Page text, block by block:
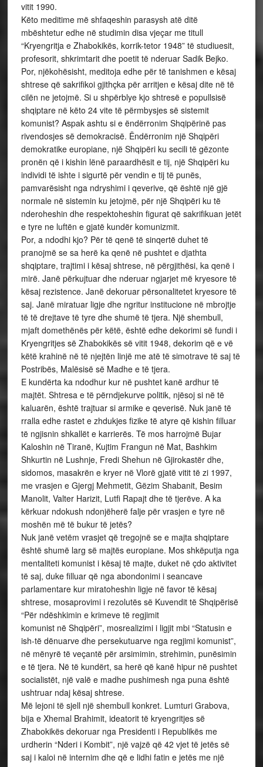
vitit 1990.
Këto meditime më shfaqeshin parasysh atë ditë
mbështetur edhe në studimin disa vjeçar me titull
“Kryengritja e Zhabokikës, korrik-tetor 1948” të studiuesit,
profesorit, shkrimtarit dhe poetit të nderuar Sadik Bejko.
Por, njëkohësisht, meditoja edhe për të tanishmen e kësaj
shtrese që sakrifikoi gjithçka për arritjen e kësaj dite në të
cilën ne jetojmë. Si u shpërblye kjo shtresë e popullsisë
shqiptare në këto 24 vite të përmbysjes së sistemit
komunist? Aspak ashtu si e ëndërronim Shqipërinë pas
rivendosjes së demokracisë. Ëndërronim një Shqipëri
demokratike europiane, një Shqipëri ku secili të gëzonte
pronën që i kishin lënë paraardhësit e tij, një Shqipëri ku
individi të ishte i sigurtë për vendin e tij të punës,
pamvarësisht nga ndryshimi i qeverive, që është një gjë
normale në sistemin ku jetojmë, për një Shqipëri ku të
nderoheshin dhe respektoheshin figurat që sakrifikuan jetët
e tyre ne luftën e gjatë kundër komunizmit.
Por, a ndodhi kjo? Për të qenë të sinqertë duhet të
pranojmë se sa herë ka qenë në pushtet e djathta
shqiptare, trajtimi i kësaj shtrese, në përgjithësi, ka qenë i
mirë. Janë përkujtuar dhe nderuar ngjarjet më kryesore të
kësaj rezistence. Janë dekoruar përsonalitetet kryesore të
saj. Janë miratuar ligje dhe ngritur institucione në mbrojtje
të të drejtave të tyre dhe shumë të tjera. Një shembull,
mjaft domethënës për këtë, është edhe dekorimi së fundi i
Kryengritjes së Zhabokikës së vitit 1948, dekorim që e vë
këtë krahinë në të njejtën linjë me atë të simotrave të saj të
Postribës, Malësisë së Madhe e të tjera.
E kundërta ka ndodhur kur në pushtet kanë ardhur të
majtët. Shtresa e të përndjekurve politik, njësoj si në të
kaluarën, është trajtuar si armike e qeverisë. Nuk janë të
rralla edhe rastet e zhdukjes fizike të atyre që kishin filluar
të ngjisnin shkallët e karrierës. Të mos harrojmë Bujar
Kaloshin në Tiranë, Kujtim Frangun në Mat, Bashkim
Shkurtin në Lushnje, Fredi Shehun në Gjirokastër dhe,
sidomos, masakrën e kryer në Vlorë gjatë vitit të zi 1997,
me vrasjen e Gjergj Mehmetit, Gëzim Shabanit, Besim
Manolit, Valter Harizit, Lutfi Rapajt dhe të tjerëve. A ka
kërkuar ndokush ndonjëherë falje për vrasjen e tyre në
moshën më të bukur të jetës?
Nuk janë vetëm vrasjet që tregojnë se e majta shqiptare
është shumë larg së majtës europiane. Mos shkëputja nga
mentaliteti komunist i kësaj të majte, duket në çdo aktivitet
të saj, duke filluar që nga abondonimi i seancave
parlamentare kur miratoheshin ligje në favor të kësaj
shtrese, mosaprovimi i rezolutës së Kuvendit të Shqipërisë
“Për ndëshkimin e krimeve të regjimit
komunist në Shqipëri”, mosrealizimi i ligjit mbi “Statusin e
ish-të dënuarve dhe persekutuarve nga regjimi komunist”,
në mënyrë të veçantë për arsimimin, strehimin, punësimin
e të tjera. Në të kundërt, sa herë që kanë hipur në pushtet
socialistët, një valë e madhe pushimesh nga puna është
ushtruar ndaj kësaj shtrese.
Më lejoni të sjell një shembull konkret. Lumturi Grabova,
bija e Xhemal Brahimit, ideatorit të kryengritjes së
Zhabokikës dekoruar nga Presidenti i Republikës me
urdherin “Nderi i Kombit”, një vajzë që 42 vjet të jetës së
saj i kaloi në internim dhe që e lidhi fatin e jetës me një